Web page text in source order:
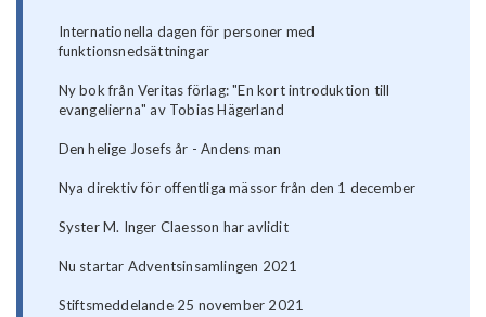
Internationella dagen för personer med
funktionsnedsättningar
Ny bok från Veritas förlag: "En kort introduktion till
evangelierna" av Tobias Hägerland
Den helige Josefs år - Andens man
Nya direktiv för offentliga mässor från den 1 december
Syster M. Inger Claesson har avlidit
Nu startar Adventsinsamlingen 2021
Stiftsmeddelande 25 november 2021